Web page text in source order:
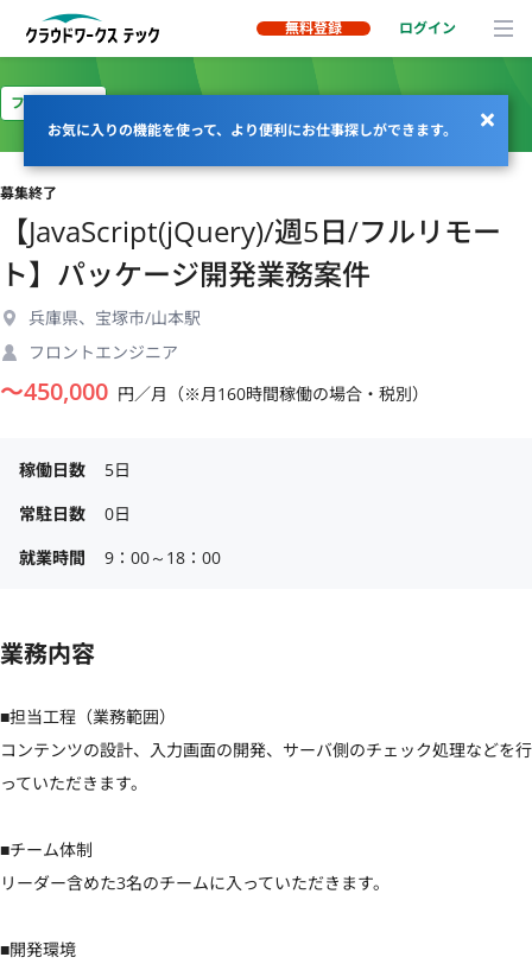
無料登録 ログイン
お気に入りの機能を使って、より便利にお仕事探しができます。
フルリモート
募集終了
【JavaScript(jQuery)/週5日/フルリモー
ト】パッケージ開発業務案件
兵庫県、宝塚市/山本駅
フロントエンジニア
〜450,000 円／月（※月160時間稼働の場合・税別）
稼働日数
5日
常駐日数
0日
就業時間
9：00～18：00
業務内容
■担当工程（業務範囲）
コンテンツの設計、入力画面の開発、サーバ側のチェック処理などを行
っていただきます。
■チーム体制
リーダー含めた3名のチームに入っていただきます。
■開発環境